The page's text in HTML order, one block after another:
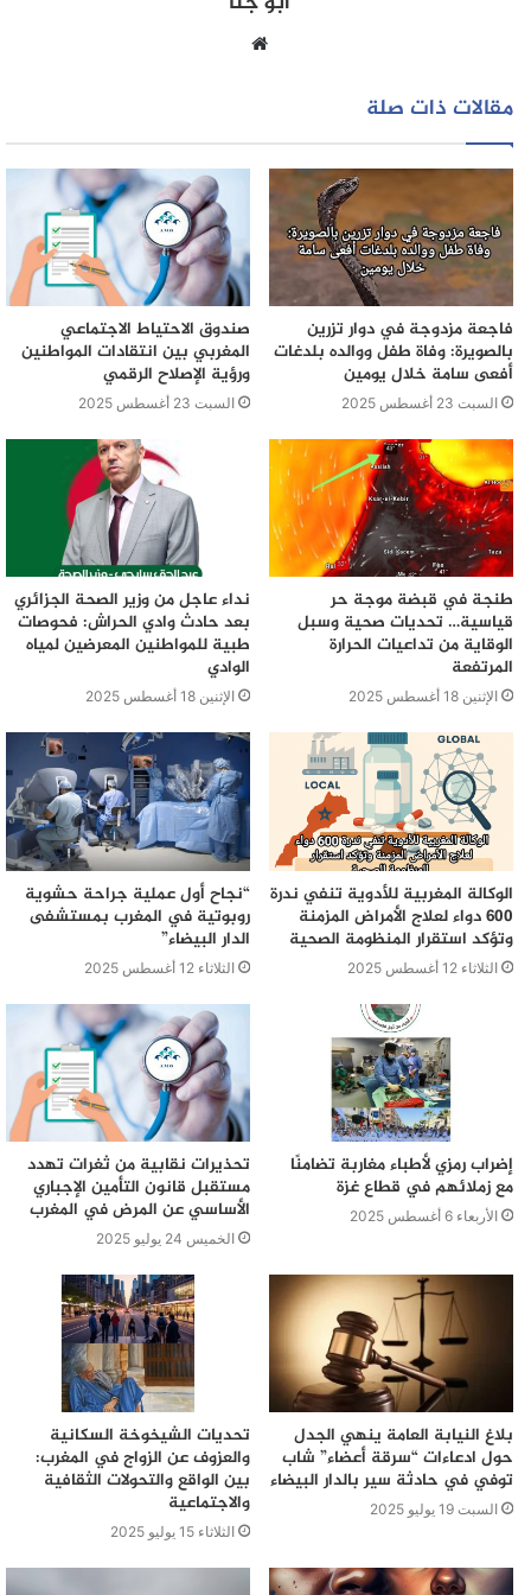
مقالات ذات صلة
فاجعة مزدوجة في دوار تزرين
بالصويرة: وفاة طفل ووالده بلدغات
أفعى سامة خلال يومين
السبت 23 أغسطس 2025
صندوق الاحتياط الاجتماعي
المغربي بين انتقادات المواطنين
ورؤية الإصلاح الرقمي
السبت 23 أغسطس 2025
طنجة في قبضة موجة حر
قياسية… تحديات صحية وسبل
الوقاية من تداعيات الحرارة
المرتفعة
الإثنين 18 أغسطس 2025
نداء عاجل من وزير الصحة الجزائري
بعد حادث وادي الحراش: فحوصات
طبية للمواطنين المعرضين لمياه
الوادي
الإثنين 18 أغسطس 2025
الوكالة المغربية للأدوية تنفي ندرة
600 دواء لعلاج الأمراض المزمنة
وتؤكد استقرار المنظومة الصحية
الثلاثاء 12 أغسطس 2025
“نجاح أول عملية جراحة حشوية
روبوتية في المغرب بمستشفى
الدار البيضاء”
الثلاثاء 12 أغسطس 2025
إضراب رمزي لأطباء مغاربة تضامنًا
مع زملائهم في قطاع غزة
الأربعاء 6 أغسطس 2025
تحذيرات نقابية من ثغرات تهدد
مستقبل قانون التأمين الإجباري
الأساسي عن المرض في المغرب
الخميس 24 يوليو 2025
بلاغ النيابة العامة ينهي الجدل
حول ادعاءات “سرقة أعضاء” شاب
توفي في حادثة سير بالدار البيضاء
السبت 19 يوليو 2025
تحديات الشيخوخة السكانية
والعزوف عن الزواج في المغرب:
بين الواقع والتحولات الثقافية
والاجتماعية
الثلاثاء 15 يوليو 2025